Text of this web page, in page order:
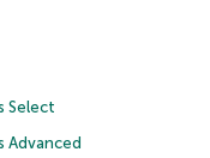
Select
Advanced